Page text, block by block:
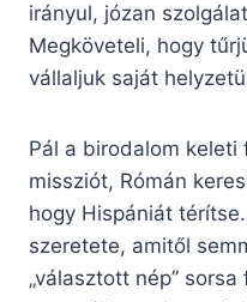
irányul, józan
Megköveteli, hogy
vállaljuk saját
Pál a birodalom
missziót, Rómán
hogy Hispániát
szeretete, amitől
„választott nép”